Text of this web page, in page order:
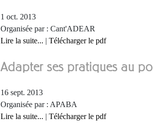
1 oct. 2013
Organisée par : Cant'ADEAR
Lire la suite... | Télécharger le pdf
Adapter ses pratiques au
16 sept. 2013
Organisée par : APABA
Lire la suite... | Télécharger le pdf